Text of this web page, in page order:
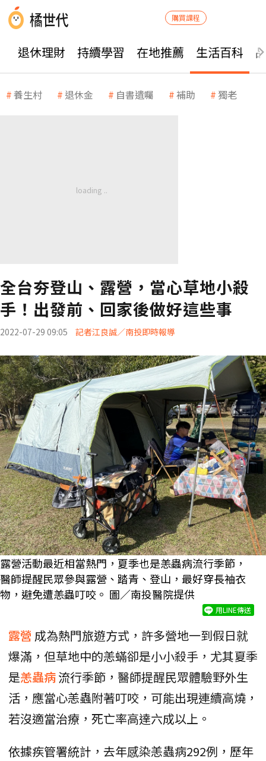
購買課程
退休理財 持續學習 在地推薦 生活百科
養生村 退休金 自書遺囑 補助 獨老
全台夯登山、露營，當心草地小殺
手！出發前、回家後做好這些事
2022-07-29 09:05 記者江良誠／南投即時報導
露營活動最近相當熱門，夏季也是恙蟲病流行季節，
醫師提醒民眾參與露營、踏青、登山，最好穿長袖衣
物，避免遭恙蟲叮咬。 圖／南投醫院提供
用LINE傳送
露營 成為熱門旅遊方式，許多營地一到假日就
爆滿，但草地中的恙蟎卻是小小殺手，尤其夏季
是恙蟲病流行季節，醫師提醒民眾體驗野外生
活，應當心恙蟲附著叮咬，可能出現連續高燒，
若沒適當治療，死亡率高達六成以上。
依據疾管署統計，去年感染恙蟲病292例，歷年